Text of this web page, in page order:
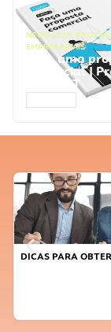
NEGÓCIOS,
EMPRESARIAIS
Faça uma
comercial |
ChatGPT
DICAS PARA